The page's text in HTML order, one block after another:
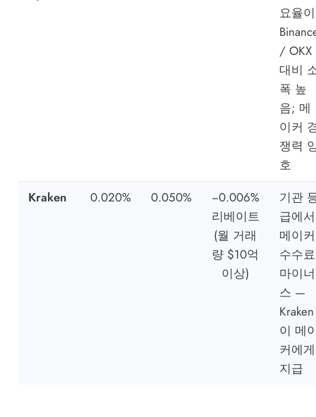
요율이
/ OKX
대비
폭 높
음; 메
이커
쟁력
호
Kraken
0.020% 0.050%
−0.006%
리베이트
(월 거래
량 $10억
이상)
기관
급에서
메이커
수수료
마이너
스 —
Kraken
이 메
커에게
지급